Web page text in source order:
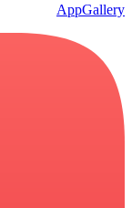
AppGallery